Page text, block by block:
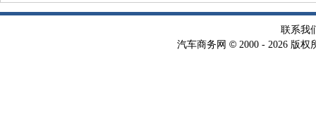
联系我
汽车商务网 © 2000 - 2026 版权